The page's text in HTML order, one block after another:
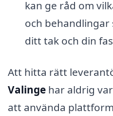
kan ge råd om
och behandlingar
ditt tak och din
Att hitta rätt
Valinge har aldrig
att använda